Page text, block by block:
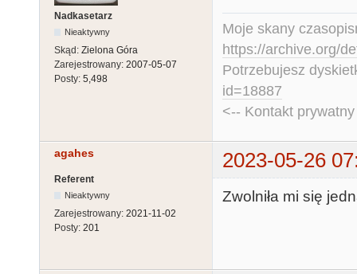
Nadkasetarz
Nieaktywny
Skąd: Zielona Góra
Zarejestrowany: 2007-05-07
Posty: 5,498
Moje skany
https://archive.org/
Potrzebujesz
id=18887
<-- Kontakt
agahes 2023-05-26
Referent
Nieaktywny
Zarejestrowany: 2021-11-02
Posty: 201
Zwolniła mi się